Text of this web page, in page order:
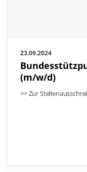
23.09.2024
(m/w/d)
>> Zur